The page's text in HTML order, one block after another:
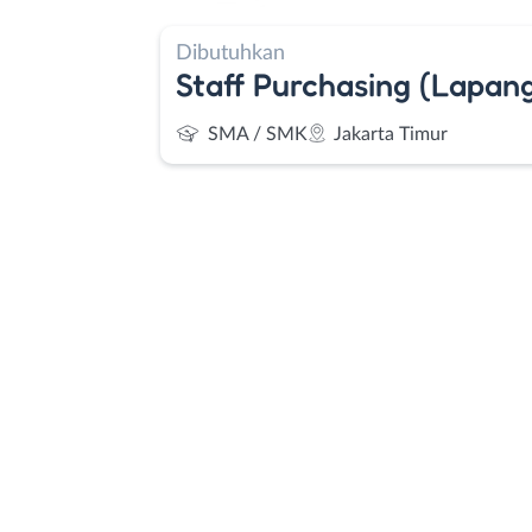
Dibutuhkan
Staff Purchasing
SMA / SMK Jakarta Timur